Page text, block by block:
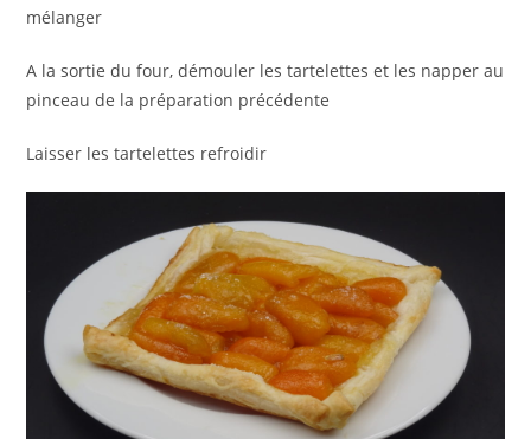
mélanger
A la sortie du four, démouler les tartelettes et les napper au
pinceau de la préparation précédente
Laisser les tartelettes refroidir